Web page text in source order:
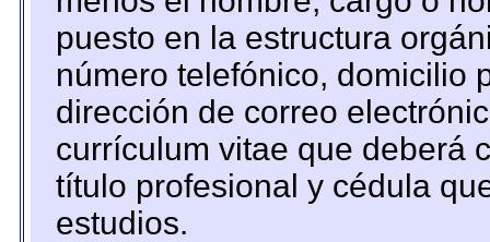
puesto en la estructura
número telefónico, domicilio
dirección de correo
currículum vitae que deberá
título profesional y cédula
estudios.